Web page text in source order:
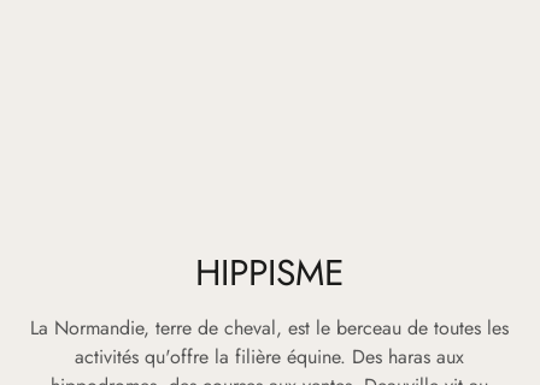
HIPPISME
La Normandie, terre de cheval, est le berceau de toutes les
activités qu'offre la filière équine. Des haras aux